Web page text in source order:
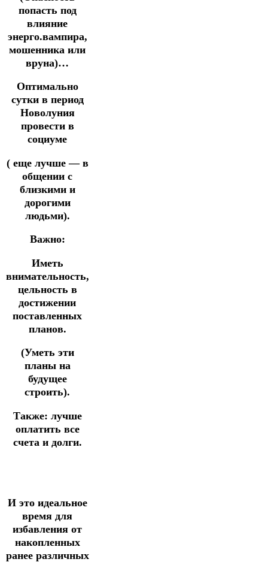
попасть под
влияние
энерго.вампира,
мошенника или
вруна)…
Оптимально
сутки в период
Новолуния
провести в
социуме
( еще лучше — в
общении с
близкими и
дорогими
людьми).
Важно:
Иметь
внимательность,
цельность в
достижении
поставленных
планов.
(Уметь эти
планы на
будущее
строить).
Также: лучше
оплатить все
счета и долги.
И это идеальное
время для
избавления от
накопленных
ранее различных